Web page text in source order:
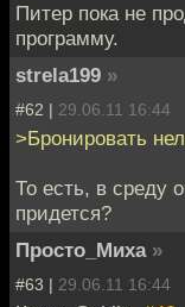
Питер пока не
программу.
strela199 »
#62 | 29.06.11 16:44
>Бронировать
То есть, в среду
придется?
Просто_Миха »
#63 | 29.06.11 16:44